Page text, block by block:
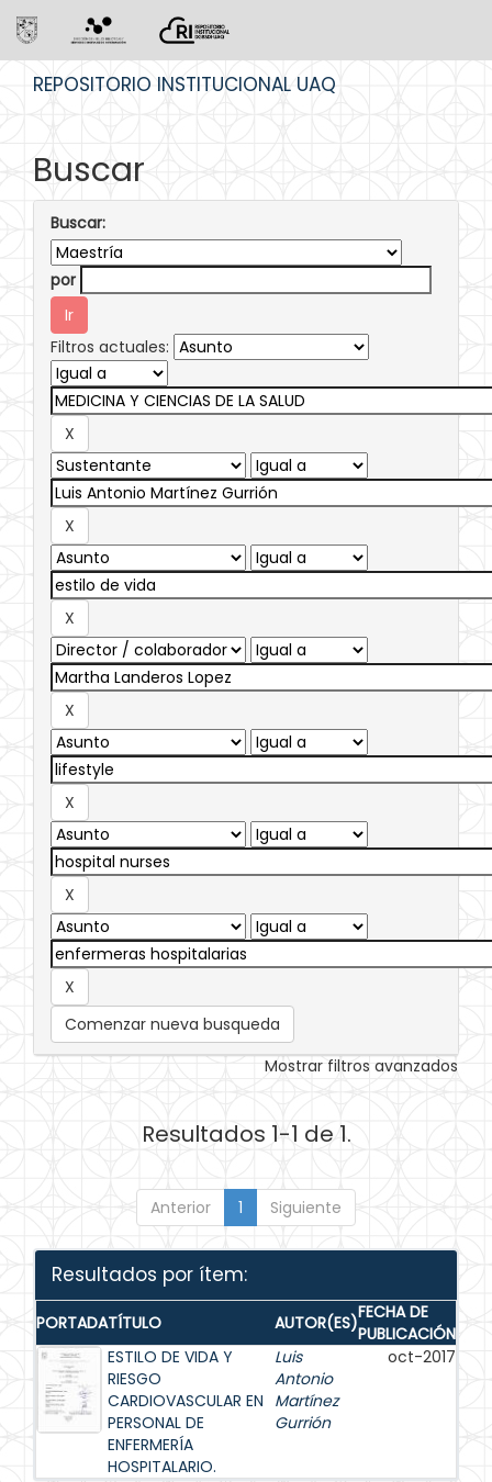
REPOSITORIO INSTITUCIONAL UAQ
Buscar
Buscar:
por
Filtros actuales:
Comenzar nueva busqueda
Mostrar filtros avanzados
Resultados 1-1 de 1.
Anterior 1 Siguiente
Resultados por ítem:
PORTADATÍTULO AUTOR(ES)FECHA DE
PUBLICACIÓN
ESTILO DE VIDA Y
RIESGO
CARDIOVASCULAR EN
PERSONAL DE
ENFERMERÍA
HOSPITALARIO.
Luis
Antonio
Martínez
Gurrión
oct-2017